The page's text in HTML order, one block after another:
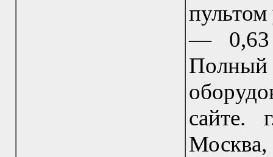
— 0,63
Полный
сайте.
Москва,